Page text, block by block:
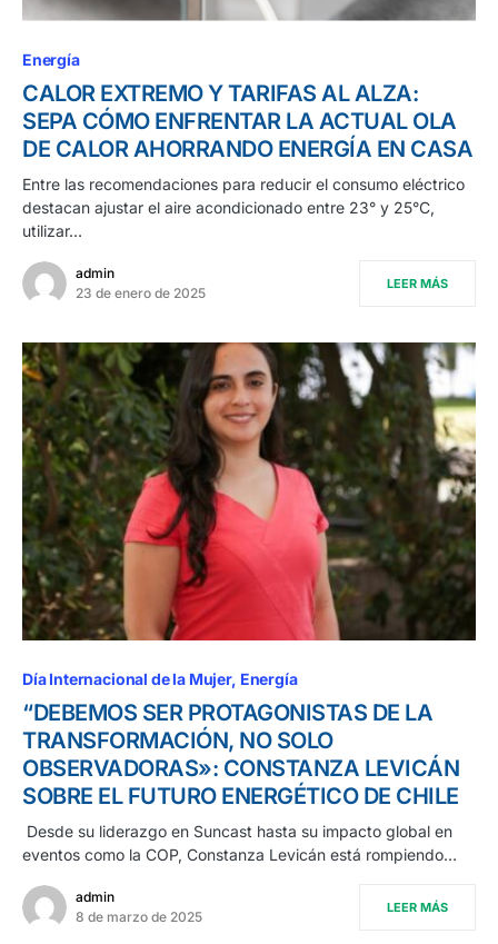
Energía
CALOR EXTREMO Y TARIFAS AL ALZA:
SEPA CÓMO ENFRENTAR LA ACTUAL OLA
DE CALOR AHORRANDO ENERGÍA EN CASA
Entre las recomendaciones para reducir el consumo eléctrico
destacan ajustar el aire acondicionado entre 23° y 25°C,
utilizar…
admin
23 de enero de 2025
LEER MÁS
Día Internacional de la Mujer Energía
“DEBEMOS SER PROTAGONISTAS DE LA
TRANSFORMACIÓN, NO SOLO
OBSERVADORAS»: CONSTANZA LEVICÁN
SOBRE EL FUTURO ENERGÉTICO DE CHILE
Desde su liderazgo en Suncast hasta su impacto global en
eventos como la COP, Constanza Levicán está rompiendo…
admin
8 de marzo de 2025
LEER MÁS